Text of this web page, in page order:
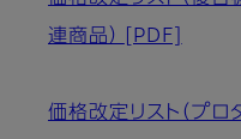
連商品）
[PDF]
価格改定リスト（プロ